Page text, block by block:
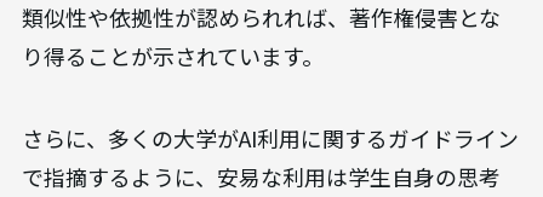
類似性や依拠性が認められれば、著作権侵害とな
り得ることが示されています。
さらに、多くの大学がAI利用に関するガイドライン
で指摘するように、安易な利用は学生自身の思考